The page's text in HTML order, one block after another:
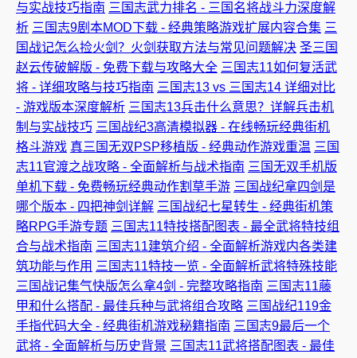
与实战技巧指南 三国志武力排名 - 三国名将战斗力深度解
析 三国志9剧本MOD下载 - 经典策略游戏扩展内容合集 三
国战记怎么捡火剑？火剑获取方法与常见问题解决 圣三国
赵云传破解版 - 免费下载与攻略大全 三国志11如何复活武
将 - 详细攻略与技巧指南 三国志13 vs 三国志14 详细对比
- 游戏版本深度解析 三国志13兵击什么意思？详解兵击机
制与实战技巧 三国战纪3高清模拟器 - 在线畅玩经典街机
格斗游戏 真三国无双PSP移植版 - 经典动作游戏重温 三国
志11官渡之战攻略 - 全面解析与战术指南 三国无双手机版
单机下载 - 免费畅玩经典动作割草手游 三国战纪拿四剑是
哪个版本 - 四把神剑详解 三国战纪七星转生 - 经典街机策
略RPG手游专题 三国志11特技搭配图表 - 最全武将特技组
合与战术指南 三国志11建筑介绍 - 全面解析游戏内各类建
筑功能与作用 三国志11特技一览 - 全面解析武将特殊技能
三国战记集气快版怎么拿4剑 - 完整攻略指南 三国志11藤
甲和什么搭配 - 最佳兵种与武将组合攻略 三国战纪119金
手指代码大全 - 经典街机游戏秘籍指南 三国志9最后一个
武将 - 全面解析与历史背景 三国志11武将搭配图表 - 最佳